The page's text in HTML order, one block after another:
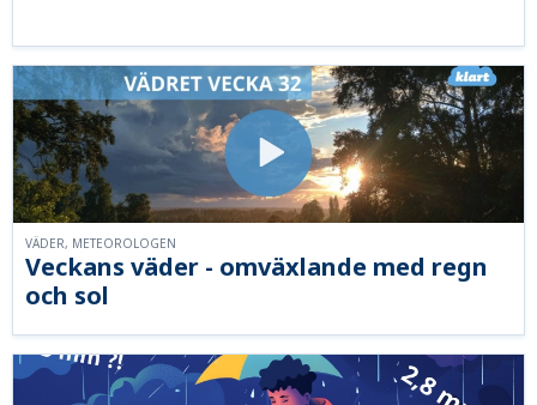
Veckans väder - omväxlande med regn
och sol
VÄDER, METEOROLOGEN